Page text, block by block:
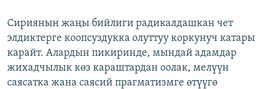
Сириянын жаңы бийлиги радикалдашкан чет
элдиктерге коопсуздукка олуттуу коркунуч катары
карайт. Алардын пикиринде, мындай адамдар
жихадчылык көз караштардан оолак, мелүүн
саясатка жана саясий прагматизмге өтүүгө